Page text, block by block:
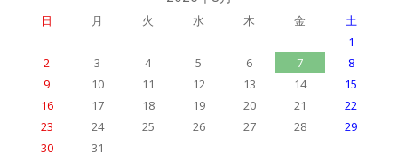
日 月 火 水 木 金 土
1
2
3 4 5 6 7
8
9
10 11 12 13 14
15
16
17 18 19 20 21
22
23
24 25 26 27 28
29
30
31